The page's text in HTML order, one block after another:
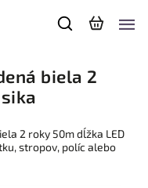
biela 2
2 roky 50m dĺžka LED
stropov, políc alebo